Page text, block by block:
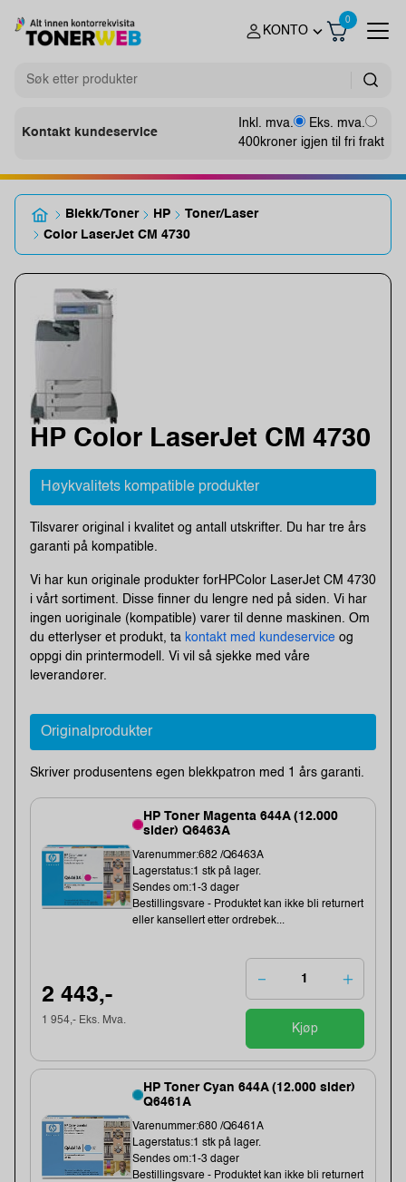
KONTO
0
Kontakt kundeservice
Inkl. mva.
Eks. mva.
400kroner igjen til fri frakt
Blekk/Toner HP
Toner/Laser
Color LaserJet CM 4730
HP Color LaserJet CM 4730
Høykvalitets kompatible produkter
Tilsvarer original i kvalitet og antall utskrifter. Du har tre års
garanti på kompatible.
Vi har kun originale produkter forHPColor LaserJet CM 4730
i vårt sortiment. Disse finner du lengre ned på siden. Vi har
ingen uoriginale (kompatible) varer til denne maskinen. Om
du etterlyser et produkt, ta kontakt med kundeservice og
oppgi din printermodell. Vi vil så sjekke med våre
leverandører.
Originalprodukter
Skriver produsentens egen blekkpatron med 1 års garanti.
HP Toner Magenta 644A (12.000
sider) Q6463A
Varenummer:682 /Q6463A
Lagerstatus:1 stk på lager.
Sendes om:1-3 dager
Bestillingsvare - Produktet kan ikke bli returnert
eller kansellert etter ordrebek...
2 443,-
1 954,- Eks. Mva.
Kjøp
HP Toner Cyan 644A (12.000 sider)
Q6461A
Varenummer:680 /Q6461A
Lagerstatus:1 stk på lager.
Sendes om:1-3 dager
Bestillingsvare - Produktet kan ikke bli returnert